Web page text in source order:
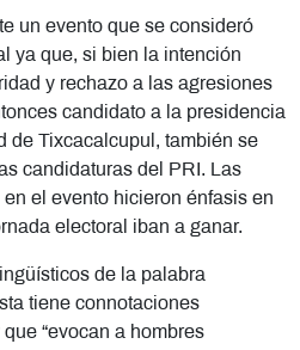
un evento que se consideró
ya que, si bien la intención
y rechazo a las agresiones
candidato a la presidencia
de Tixcacalcupul, también se
candidaturas del PRI. Las
el evento hicieron énfasis en
electoral iban a ganar.
de la palabra
tiene connotaciones
“evocan a hombres